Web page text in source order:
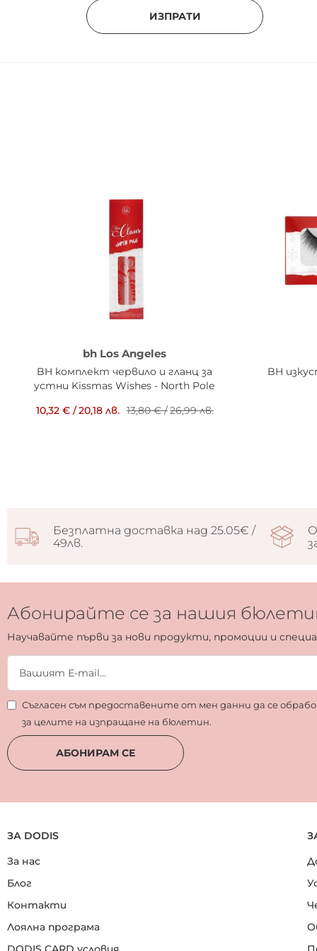
ИЗПРАТИ
bh Los Angeles
BH комплект червило и гланц за
устни Kissmas Wishes - North Pole
10,32 € /20,18 лв. 13,80 €/26,99 лв.
BH
Безплатна доставка над 25.05€ /
49лв.
Абонирайте се за нашия
Научавайте първи за нови продукти, промоции и
Съгласен съм предоставените от мен данни да се
за целите на изпращане на бюлетин.
АБОНИРАМ СЕ
ЗА DODIS
За нас
Блог
Контакти
Лоялна програма